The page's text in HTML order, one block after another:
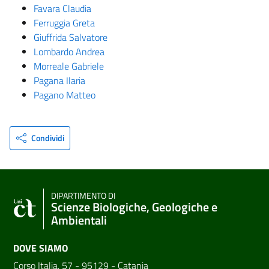
Favara Claudia
Ferruggia Greta
Giuffrida Salvatore
Lombardo Andrea
Morreale Gabriele
Pagana Ilaria
Pagano Matteo
Condividi
DIPARTIMENTO DI
Scienze Biologiche, Geologiche e
Ambientali
DOVE SIAMO
Corso Italia, 57 - 95129 - Catania